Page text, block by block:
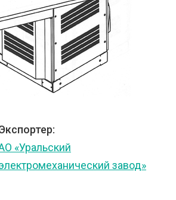
«Уральский
завод»